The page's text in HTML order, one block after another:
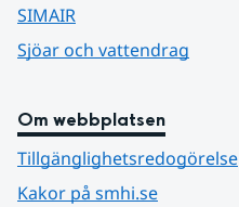
SIMAIR
Sjöar och vattendrag
Om webbplatsen
Tillgänglighetsredogörelse
Kakor på smhi.se